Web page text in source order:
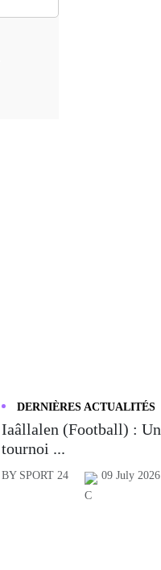
DERNIÈRES ACTUALITÉS
Iaâllalen (Football) : Un
tournoi ...
BY SPORT 24 09 July 2026